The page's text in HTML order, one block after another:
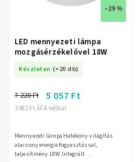
–29 %
LED mennyezeti lámpa
mozgásérzékelővel 18W
Készleten (>20 db)
3 982 Ft ÁFA nélkül
7 220 Ft 5 057 Ft
Mennyezeti lámpaHatékony világítás
alacsony energiafogyasztással,
teljesítmény 18W.Integrált